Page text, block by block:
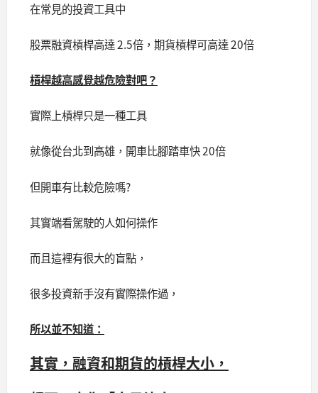
在常見的投資工具中
股票融資槓桿高達 2.5倍，期貨槓桿可高達 20倍
槓桿越高感覺越危險對吧？
實際上槓桿只是一種工具
就像從台北到高雄，開車比腳踏車快 20倍
但開車有比較危險嗎?
其實端看駕駛的人如何操作
而且這裡有很大的盲點，
很多投資新手沒有實際操作過，
所以並不知道：
其實，融資和期貨的槓桿大小，